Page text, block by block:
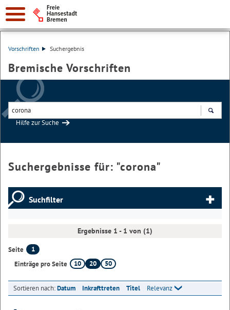
Vorschriften Suchergebnis
Bremische Vorschriften
Hilfe zur Suche
Suchergebnisse für: "corona"
Suchfilter
Ergebnisse 1 - 1 von (1)
Seite
1
Einträge pro Seite
10 20 50
Sortieren nach:Datum Inkrafttreten Titel Relevanz